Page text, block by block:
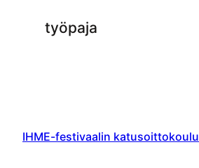
työpaja
IHME-festivaalin katusoittokoulu